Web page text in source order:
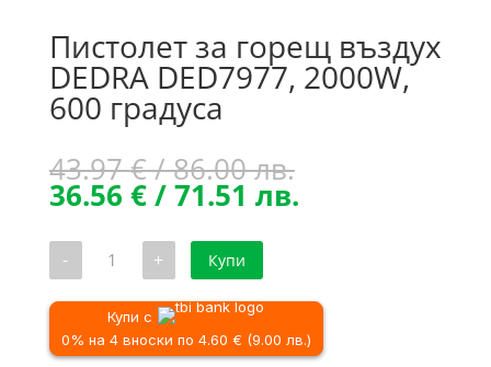
Пистолет за горещ въздух
DEDRA DED7977, 2000W,
600 градуса
43.97€/ 86.00 лв.Original
price
was:
86.00 лв..
36.56 €/ 71.51 лв.Текущата
цена
/
71.51 лв..
- количество
Пистолет
за
горещ
въздух
DEDRA
+ Купи
Купи с
0% на 4 вноски по 4.60 € (9.00 лв.)